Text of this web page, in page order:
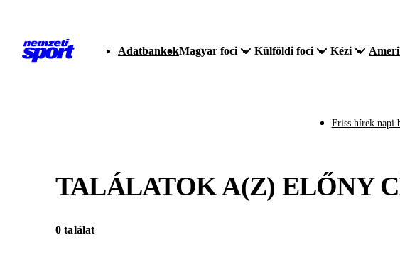
AdatbankokMagyar foci Külföldi foci Kézi
Friss hírek napi
TALÁLATOK A(Z) ELŐNY
0 találat